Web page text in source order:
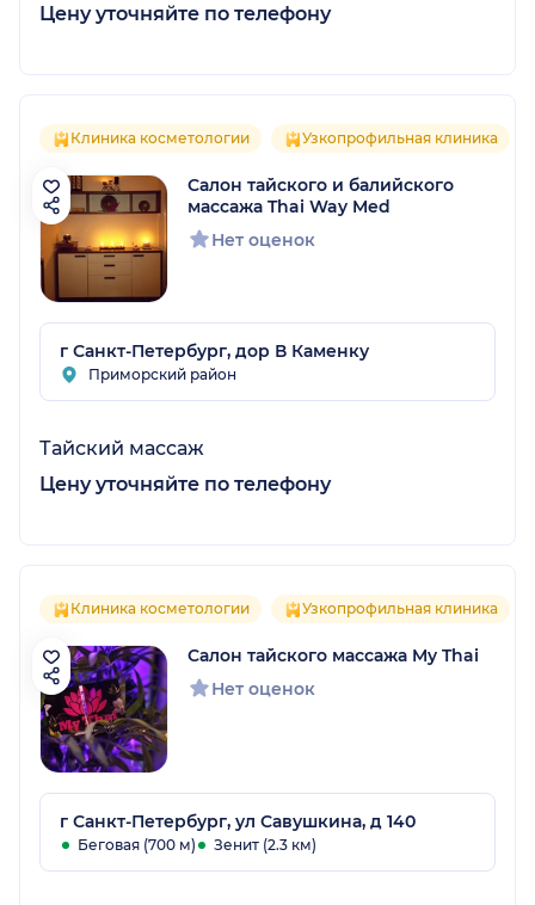
Цену уточняйте по телефону
Клиника косметологии Узкопрофильная клиника
Салон тайского и балийского
массажа Thai Way Med
Нет оценок
г Санкт-Петербург, дор В Каменку
Приморский район
Тайский массаж
Цену уточняйте по телефону
Клиника косметологии Узкопрофильная клиника
Салон тайского массажа My Thai
Нет оценок
г Санкт-Петербург, ул Савушкина, д 140
Беговая (700 м) Зенит (2.3 км)